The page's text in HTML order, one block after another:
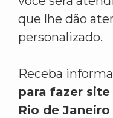
que lhe dão
personalizado.
Receba
para fazer
Rio de Janeiro